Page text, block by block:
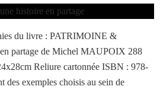
du livre : PATRIMOINE &
partage de Michel MAUPOIX 288
Reliure cartonnée ISBN : 978-
des exemples choisis au sein de